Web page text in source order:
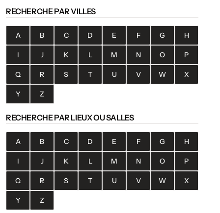
RECHERCHE PAR VILLES
A B C D E F G H
I J K L M N O P
Q R S T U V W X
Y Z
RECHERCHE PAR LIEUX OU SALLES
A B C D E F G H
I J K L M N O P
Q R S T U V W X
Y Z